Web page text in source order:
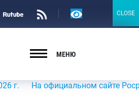
Версия
МЕНЮ
На официальном сайте
CLOSE
CLOSE